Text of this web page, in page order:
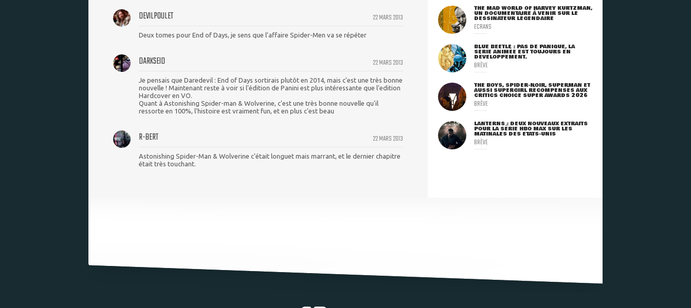
22 MARS 2013
DEVILPOULET
Deux tomes pour End of Days, je sens que l'affaire Spider-Men va se répéter
22 MARS 2013
DARKSEID
Je pensais que Daredevil : End of Days sortirais plutôt en 2014, mais c'est une très bonne
nouvelle ! Maintenant reste à voir si l'édition de Panini est plus intéressante que l'edition
Hardcover en VO.
Quant à Astonishing Spider-man & Wolverine, c'est une très bonne nouvelle qu'il
ressorte en 100%, l'histoire est vraiment fun, et en plus c'est beau
22 MARS 2013
R-BERT
Astonishing Spider-Man & Wolverine c'était longuet mais marrant, et le dernier chapitre
était très touchant.
THE MAD WORLD OF HARVEY KURTZMAN,
UN DOCUMENTAIRE À VENIR SUR LE
DESSINATEUR LÉGENDAIRE
ECRANS
BLUE BEETLE : PAS DE PANIQUE, LA
SÉRIE ANIMÉE EST TOUJOURS EN
DÉVELOPPEMENT.
BRÈVE
THE BOYS, SPIDER-NOIR, SUPERMAN ET
AUSSI SUPERGIRL RÉCOMPENSÉS AUX
CRITICS CHOICE SUPER AWARDS 2026
BRÈVE
LANTERNS : DEUX NOUVEAUX EXTRAITS
POUR LA SÉRIE HBO MAX SUR LES
MATINALES DES ETATS-UNIS
BRÈVE